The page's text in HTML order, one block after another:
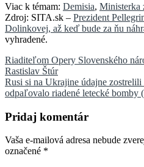
Viac k témam: Demisia, Ministerka
Zdroj: SITA.sk – Prezident
Dolinkovej, až keď bude za ňu
vyhradené.
Navigácia
v
článku
Riaditeľom Opery Slovenského
Rastislav Štúr
Rusi si na Ukrajine údajne zostrelili
odpaľovalo riadené letecké bomby
Pridaj komentár
Vaša e-mailová adresa nebude
označené *